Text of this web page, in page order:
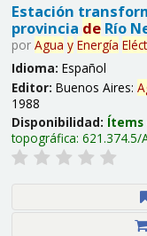
Estación
provincia deRío
por Agua y Energía
Idioma: Español
Editor: Buenos Aires:
1988
Disponibilidad: Ítems
topográfica: 621.374.5/